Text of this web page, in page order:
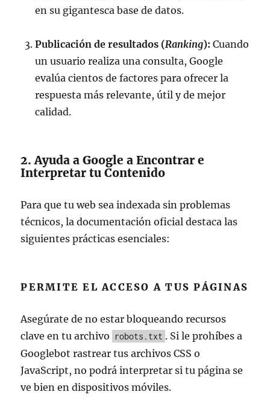
en su gigantesca base de datos.
Publicación de resultados (Ranking): Cuando
un usuario realiza una consulta, Google
evalúa cientos de factores para ofrecer la
respuesta más relevante, útil y de mejor
calidad.
2. Ayuda a Google a Encontrar e
Interpretar tu Contenido
Para que tu web sea indexada sin problemas
técnicos, la documentación oficial destaca las
siguientes prácticas esenciales:
PERMITE EL ACCESO A TUS PÁGINAS
Asegúrate de no estar bloqueando recursos
clave en tu archivo
robots.txt . Si le prohíbes a
Googlebot rastrear tus archivos CSS o
JavaScript, no podrá interpretar si tu página se
ve bien en dispositivos móviles.